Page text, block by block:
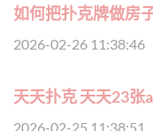
如何把扑克牌做房
2026-02-26 11:38:46
天天扑克 天天23张
2026-02-25 11:38:51